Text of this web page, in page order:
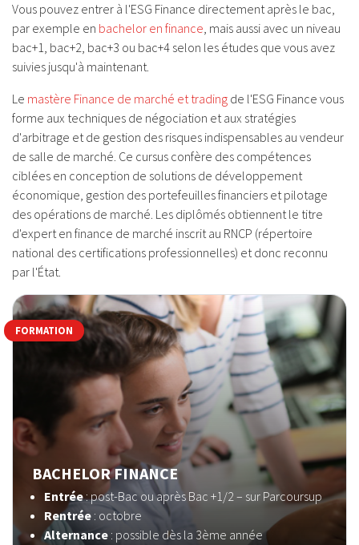
Vous pouvez entrer à l'ESG Finance directement après le bac,
par exemple en bachelor en finance, mais aussi avec un niveau
bac+1, bac+2, bac+3 ou bac+4 selon les études que vous avez
suivies jusqu'à maintenant.
Le mastère Finance de marché et trading de l'ESG Finance vous
forme aux techniques de négociation et aux stratégies
d'arbitrage et de gestion des risques indispensables au vendeur
de salle de marché. Ce cursus confère des compétences
ciblées en conception de solutions de développement
économique, gestion des portefeuilles financiers et pilotage
des opérations de marché. Les diplômés obtiennent le titre
d'expert en finance de marché inscrit au RNCP (répertoire
national des certifications professionnelles) et donc reconnu
par l'État.
BACHELOR FINANCE
Entrée: post-Bac ou après Bac +1/2 – sur Parcoursup
Rentrée : octobre
Alternance : possible dès la 3ème année
FORMATION